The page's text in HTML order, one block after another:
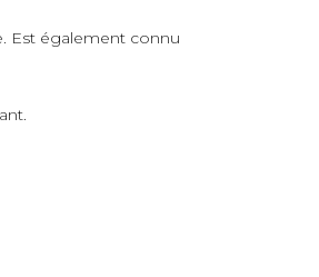
Est également connu